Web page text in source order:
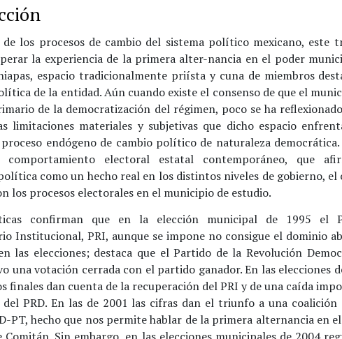
los procesos de cambio del sistema político mexicano, este
la experiencia de la primera alter-nancia en el poder
espacio tradicionalmente priísta y cuna de miembros
de la entidad. Aún cuando existe el consenso de que el
de la democratización del régimen, poco se ha
limitaciones materiales y subjetivas que dicho espacio
endógeno de cambio político de naturaleza democrática.
comportamiento electoral estatal contemporáneo, que
como un hecho real en los distintos niveles de gobierno, el
los procesos electorales en el municipio de estudio.
confirman que en la elección municipal de 1995 el
Institucional, PRI, aunque se impone no consigue el dominio
las elecciones; destaca que el Partido de la Revolución
una votación cerrada con el partido ganador. En las elecciones
finales dan cuenta de la recuperación del PRI y de una caída
PRD. En las de 2001 las cifras dan el triunfo a una coalición
PT, hecho que nos permite hablar de la primera alternancia en
Comitán. Sin embargo, en las elecciones municipales de 2004